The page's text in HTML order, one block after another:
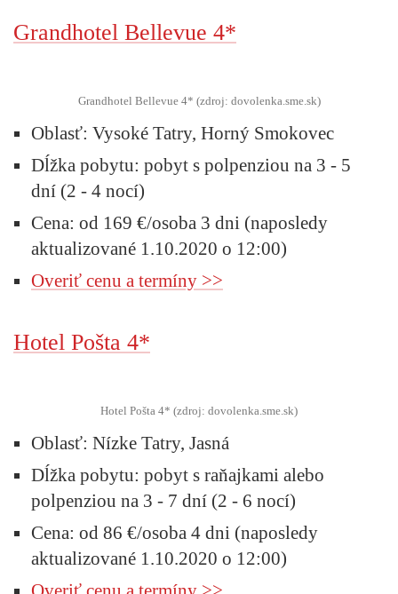
Grandhotel Bellevue 4*
Grandhotel Bellevue 4* (zdroj: dovolenka.sme.sk)
Oblasť: Vysoké Tatry, Horný Smokovec
Dĺžka pobytu: pobyt s polpenziou na 3 - 5
dní (2 - 4 nocí)
Cena: od 169 €/osoba 3 dni (naposledy
aktualizované 1.10.2020 o 12:00)
Overiť cenu a termíny >>
Hotel Pošta 4*
Hotel Pošta 4* (zdroj: dovolenka.sme.sk)
Oblasť: Nízke Tatry, Jasná
Dĺžka pobytu: pobyt s raňajkami alebo
polpenziou na 3 - 7 dní (2 - 6 nocí)
Cena: od 86 €/osoba 4 dni (naposledy
aktualizované 1.10.2020 o 12:00)